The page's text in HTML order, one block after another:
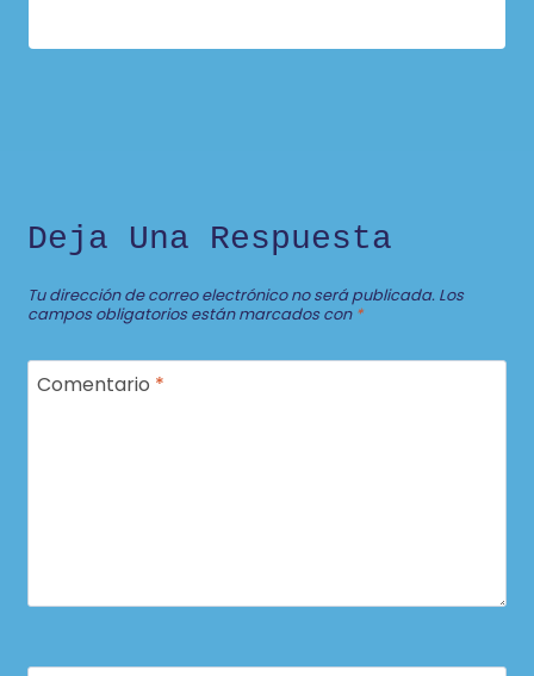
Deja Una Respuesta
Tu dirección de correo electrónico no será publicada. Los
campos obligatorios están marcados con *
Comentario *